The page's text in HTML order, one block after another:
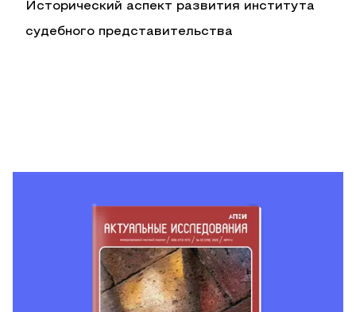
Исторический аспект развития института
судебного представительства